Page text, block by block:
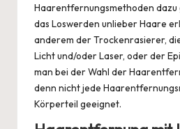
Haarentfernungsmethoden dazu
das Loswerden unlieber Haare
anderem der Trockenrasierer,
Licht und/oder Laser, oder der
man bei der Wahl der
denn nicht jede
Körperteil geeignet.